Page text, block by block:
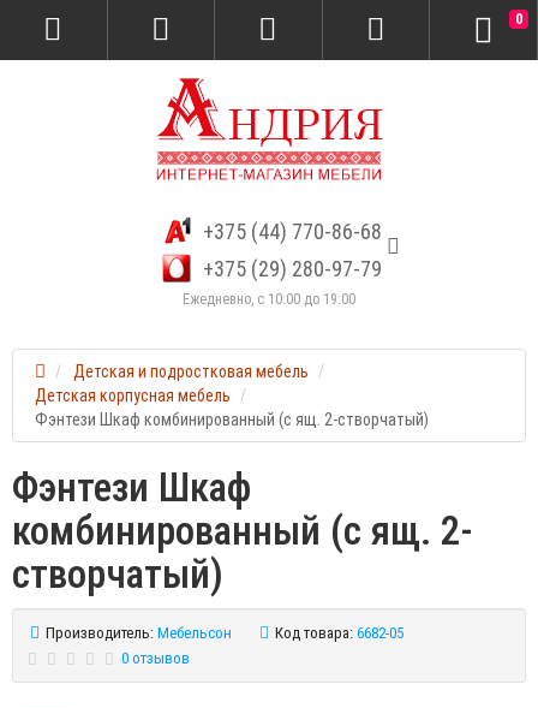
+375 (44) 770-86-68
+375 (29) 280-97-79
Ежедневно, с 10:00 до 19:00
0
Детская и подростковая мебель
Детская корпусная мебель
Фэнтези Шкаф комбинированный (с ящ. 2-створчатый)
Фэнтези Шкаф
комбинированный (с ящ. 2-
створчатый)
Производитель: Мебельсон Код товара: 6682-05
0 отзывов